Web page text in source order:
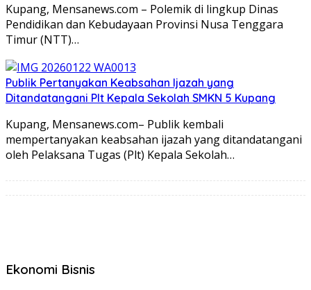
Kupang, Mensanews.com – Polemik di lingkup Dinas
Pendidikan dan Kebudayaan Provinsi Nusa Tenggara
Timur (NTT)…
Publik Pertanyakan Keabsahan Ijazah yang
Ditandatangani Plt Kepala Sekolah SMKN 5 Kupang
Kupang, Mensanews.com– Publik kembali
mempertanyakan keabsahan ijazah yang ditandatangani
oleh Pelaksana Tugas (Plt) Kepala Sekolah…
Ekonomi Bisnis